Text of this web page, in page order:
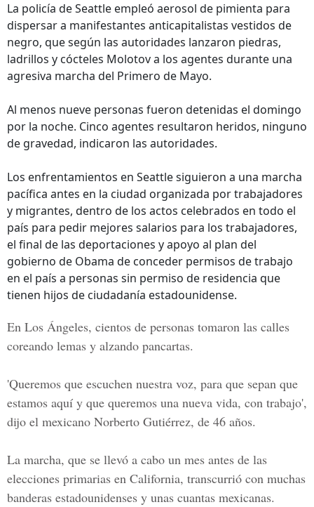
La policía de Seattle empleó aerosol de pimienta para
dispersar a manifestantes anticapitalistas vestidos de
negro, que según las autoridades lanzaron piedras,
ladrillos y cócteles Molotov a los agentes durante una
agresiva marcha del Primero de Mayo.
Al menos nueve personas fueron detenidas el domingo
por la noche. Cinco agentes resultaron heridos, ninguno
de gravedad, indicaron las autoridades.
Los enfrentamientos en Seattle siguieron a una marcha
pacífica antes en la ciudad organizada por trabajadores
y migrantes, dentro de los actos celebrados en todo el
país para pedir mejores salarios para los trabajadores,
el final de las deportaciones y apoyo al plan del
gobierno de Obama de conceder permisos de trabajo
en el país a personas sin permiso de residencia que
tienen hijos de ciudadanía estadounidense.
En Los Ángeles, cientos de personas tomaron las calles
coreando lemas y alzando pancartas.
'Queremos que escuchen nuestra voz, para que sepan que
estamos aquí y que queremos una nueva vida, con trabajo',
dijo el mexicano Norberto Gutiérrez, de 46 años.
La marcha, que se llevó a cabo un mes antes de las
elecciones primarias en California, transcurrió con muchas
banderas estadounidenses y unas cuantas mexicanas.